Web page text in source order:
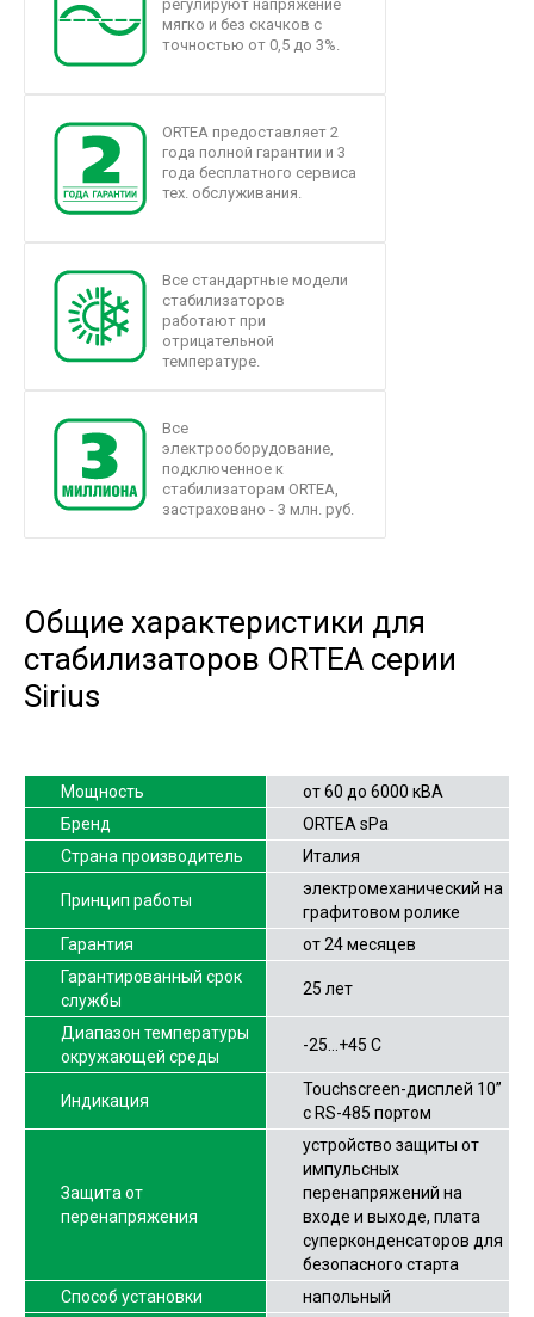
регулируют напряжение
мягко и без скачков с
точностью от 0,5 до 3%.
ORTEA предоставляет 2
года полной гарантии и 3
года бесплатного сервиса
тех. обслуживания.
Все стандартные модели
стабилизаторов
работают при
отрицательной
температуре.
Все
электрооборудование,
подключенное к
стабилизаторам ORTEA,
застраховано - 3 млн. руб.
Общие характеристики для
стабилизаторов ORTEA серии
Sirius
Мощность
от 60 до 6000 кВА
Бренд
ORTEA sPa
Страна производитель
Италия
Принцип работы
электромеханический на
графитовом ролике
Гарантия
от 24 месяцев
Гарантированный срок
службы
25 лет
Диапазон температуры
окружающей среды
-25…+45 С
Индикация
Touchscreen-дисплей 10”
с RS-485 портом
Защита от
перенапряжения
устройство защиты от
импульсных
перенапряжений на
входе и выходе, плата
суперконденсаторов для
безопасного старта
Способ установки
напольный